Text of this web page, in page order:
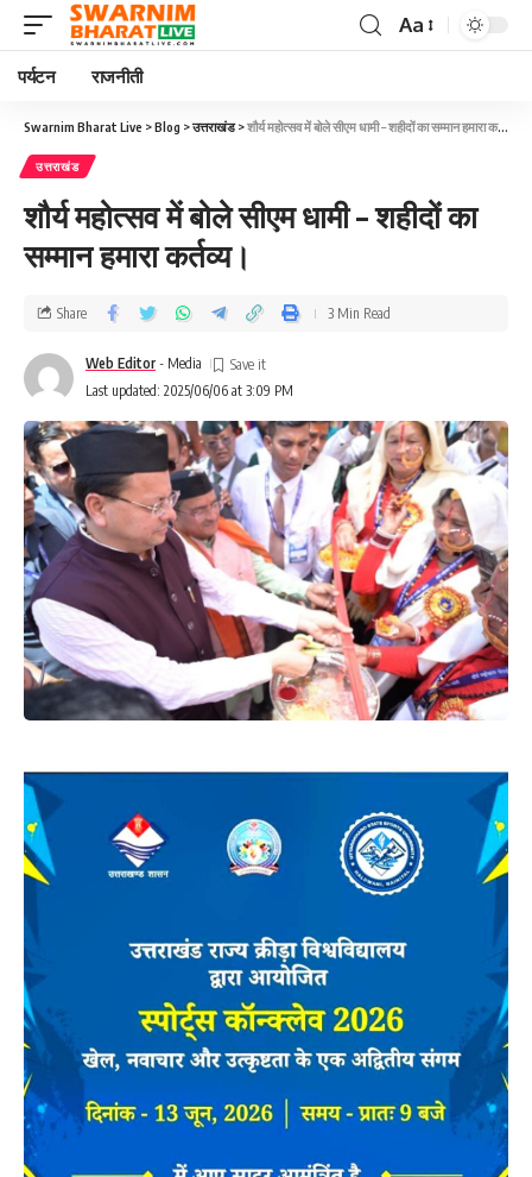
Aa
पर्यटन राजनीती
Swarnim Bharat Live >Blog >उत्तराखंड>शौर्य महोत्सव में बोले सीएम धामी – शहीदों का सम्मान हमारा कर्तव्य।
उत्तराखंड
शौर्य महोत्सव में बोले सीएम धामी – शहीदों का
सम्मान हमारा कर्तव्य।
Last updated: 2025/06/06 at 3:09 PM
Web Editor - Media
Share 3 Min Read